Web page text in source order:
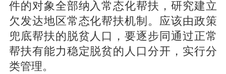
件的对象全部纳入常态化帮扶，研究建立
欠发达地区常态化帮扶机制。应该由政策
兜底帮扶的脱贫人口，要逐步同通过正常
帮扶有能力稳定脱贫的人口分开，实行分
类管理。